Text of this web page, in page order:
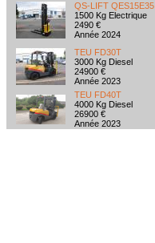
QS-LIFT QES15E35
1500 Kg Electrique
2490 €
Année 2024
TEU FD30T
3000 Kg Diesel
24900 €
Année 2023
TEU FD40T
4000 Kg Diesel
26900 €
Année 2023